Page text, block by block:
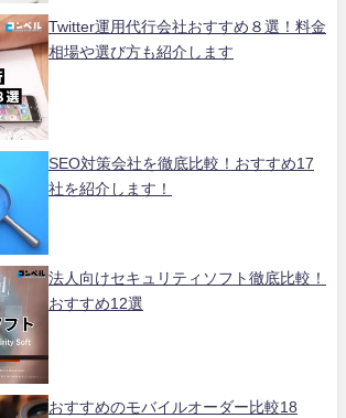
Twitter運用代行会社おすすめ８選！料金
相場や選び方も紹介します
SEO対策会社を徹底比較！おすすめ17
社を紹介します！
法人向けセキュリティソフト徹底比較！
おすすめ12選
おすすめのモバイルオーダー比較18